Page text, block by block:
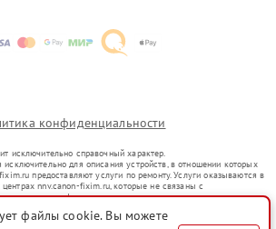
конфиденциальности
исключительно справочный характер.
для описания устройств, в отношении которых
предоставляют услуги по ремонту. Услуги оказываются в
nnv.canon-fixim.ru, которые не связаны с
или их официальными представителями.
уже введенных в гражданский оборот в соответствии
файлы cookie. Вы можете